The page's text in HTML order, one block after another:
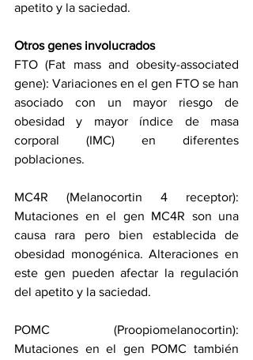
apetito y la saciedad.
Otros genes involucrados
FTO (Fat mass and obesity-associated
gene): Variaciones en el gen FTO se han
asociado con un mayor riesgo de
obesidad y mayor índice de masa
corporal (IMC) en diferentes
poblaciones.
MC4R (Melanocortin 4 receptor):
Mutaciones en el gen MC4R son una
causa rara pero bien establecida de
obesidad monogénica. Alteraciones en
este gen pueden afectar la regulación
del apetito y la saciedad.
POMC (Proopiomelanocortin):
Mutaciones en el gen POMC también